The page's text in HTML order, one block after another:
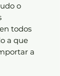
o
todos
a que
a